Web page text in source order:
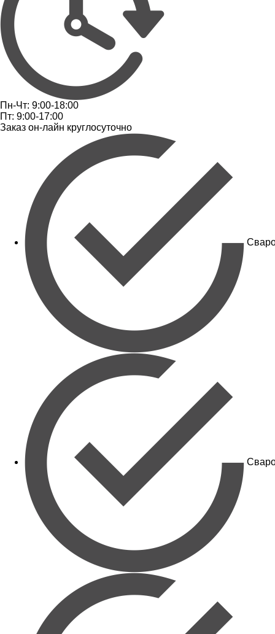
Пн-Чт: 9:00-18:00
Пт: 9:00-17:00
Заказ он-лайн круглосуточно